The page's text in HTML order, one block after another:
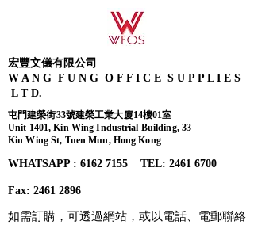
宏豐文儀有限公司
W A N G F U N G O F F I C E S U P P L I E S
L T D.
屯門建榮街33號建榮工業大廈14樓01室
Unit 1401, Kin Wing Industrial Building, 33
Kin Wing St, Tuen Mun, Hong Kong
WHATSAPP : 6162 7155​ TEL: 2461 6700
Fax: 2461 2896
如需訂購，可透過網站，或以電話、電郵聯絡